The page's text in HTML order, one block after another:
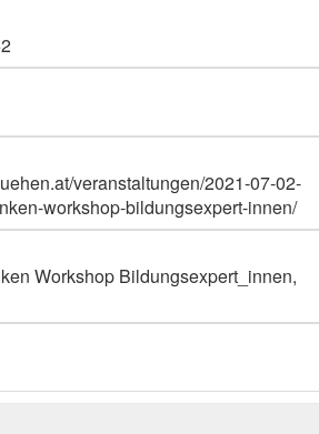
veranstaltungen/2021-07-02-
workshop-bildungsexpert-innen/
Workshop Bildungsexpert_innen,